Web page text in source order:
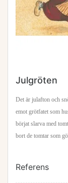
Julgröten
Det är julafton och
emot grötfatet som
börjat slarva med
bort de tomtar som
Referens